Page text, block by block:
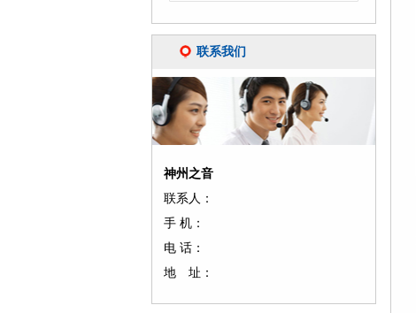
联系我们
神州之音
联系人：
手 机：
电 话：
地 址：